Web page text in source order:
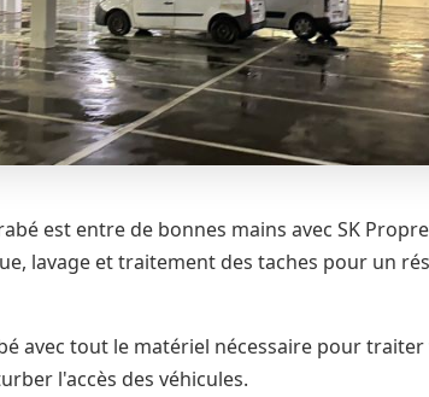
est entre de bonnes mains avec SK
lavage et traitement des taches pour un
avec tout le matériel nécessaire pour
l'accès des véhicules.